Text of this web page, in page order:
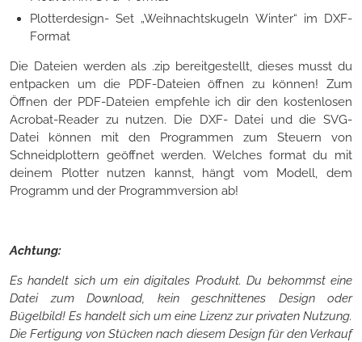
Plotterdesign- Set „Weihnachtskugeln Winter“ im DXF-
Format
Die Dateien werden als .zip bereitgestellt, dieses musst du
entpacken um die PDF-Dateien öffnen zu können! Zum
Öffnen der PDF-Dateien empfehle ich dir den kostenlosen
Acrobat-Reader zu nutzen. Die DXF- Datei und die SVG-
Datei können mit den Programmen zum Steuern von
Schneidplottern geöffnet werden. Welches format du mit
deinem Plotter nutzen kannst, hängt vom Modell, dem
Programm und der Programmversion ab!
Achtung:
Es handelt sich um ein digitales Produkt. Du bekommst eine
Datei zum Download, kein geschnittenes Design oder
Bügelbild! Es handelt sich um eine Lizenz zur privaten Nutzung.
Die Fertigung von Stücken nach diesem Design für den Verkauf